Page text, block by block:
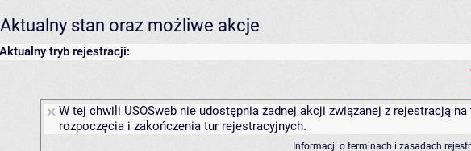
Aktualny stan oraz możliwe akcje
Aktualny tryb rejestracji:
W tej chwili USOSweb nie udostępnia żadnej akcji związanej z rejestracją
rozpoczęcia i zakończenia tur rejestracyjnych.
Informacji o terminach i zasadach